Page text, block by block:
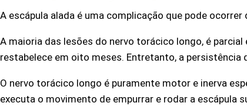
A escápula alada é uma complicação que pode
A maioria das lesões do nervo torácico longo, é
restabelece em oito meses. Entretanto, a persistência
O nervo torácico longo é puramente motor e inerva
executa o movimento de empurrar e rodar a escápula